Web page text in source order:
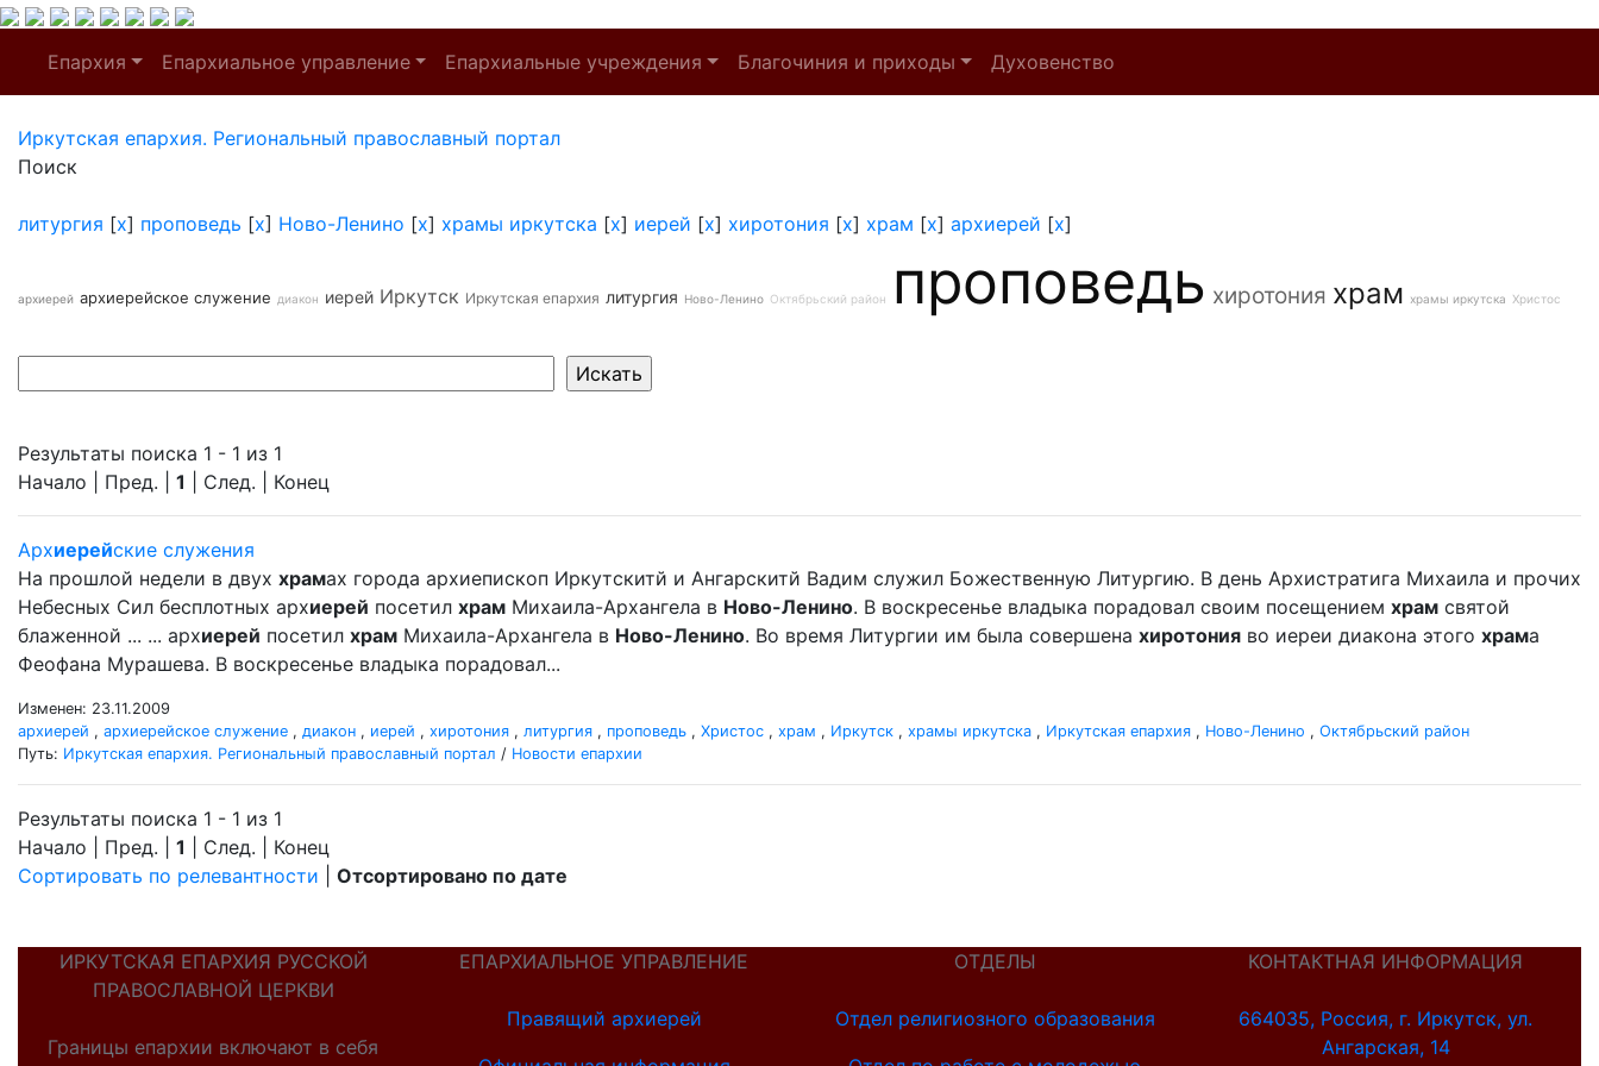
Епархия Епархиальное управление Епархиальные учреждения Благочиния и приходы Духовенство
Иркутская епархия. Региональный православный портал
Поиск
литургия [x] проповедь [x] Ново-Ленино [x] храмы иркутска [x] иерей [x] хиротония [x] храм [x] архиерей [x]
архиерей архиерейское служение диакон иерей Иркутск Иркутская епархия литургия Ново-Ленино Октябрьский район проповедь хиротония храм храмы иркутска Христос
Результаты поиска 1 - 1 из 1
Начало | Пред. | 1 | След. | Конец
Архиерейские служения
На прошлой недели в двух храмах города архиепископ Иркутскитй и Ангарскитй Вадим служил Божественную Литургию. В день Архистратига Михаила и прочих
Небесных Сил бесплотных архиерей посетил храм Михаила-Архангела в Ново-Ленино. В воскресенье владыка порадовал своим посещением храм святой
блаженной ... ... архиерей посетил храм Михаила-Архангела в Ново-Ленино. Во время Литургии им была совершена хиротония во иереи диакона этого храма
Феофана Мурашева. В воскресенье владыка порадовал...
Изменен: 23.11.2009
архиерей , архиерейское служение , диакон , иерей , хиротония , литургия , проповедь , Христос , храм , Иркутск , храмы иркутска , Иркутская епархия , Ново-Ленино , Октябрьский район
Путь: Иркутская епархия. Региональный православный портал / Новости епархии
Результаты поиска 1 - 1 из 1
Начало | Пред. | 1 | След. | Конец
Сортировать по релевантности
Отсортировано по дате
ИРКУТСКАЯ ЕПАРХИЯ РУССКОЙ
ПРАВОСЛАВНОЙ ЦЕРКВИ
Границы епархии включают в себя
ЕПАРХИАЛЬНОЕ УПРАВЛЕНИЕ
Правящий архиерей
ОТДЕЛЫ
Отдел религиозного образования
КОНТАКТНАЯ ИНФОРМАЦИЯ
664035, Россия, г. Иркутск, ул.
Ангарская, 14